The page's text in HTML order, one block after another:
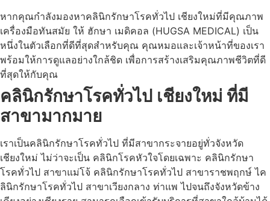
หากคุณกำลังมองหาคลินิกรักษาโรคทั่วไป เชียงใหม่ที่มีคุณภาพ
เครื่องมือทันสมัย ให้ ฮักษา เมดิคอล (HUGSA MEDICAL) เป็น
หนึ่งในตัวเลือกที่ดีที่สุดสำหรับคุณ คุณหมอและเจ้าหน้าที่ของเรา
พร้อมให้การดูแลอย่างใกล้ชิด เพื่อการสร้างเสริมคุณภาพชีวิตที่ดี
ที่สุดให้กับคุณ
คลินิกรักษาโรคทั่วไป เชียงใหม่ ที่มี
สาขามากมาย
เราเป็นคลินิกรักษาโรคทั่วไป ที่มีสาขากระจายอยู่ทั่วจังหวัด
เชียงใหม่ ไม่ว่าจะเป็น คลินิกโรคหัวใจโดยเฉพาะ คลินิกรักษา
โรคทั่วไป สาขาแม่โจ้ คลินิกรักษาโรคทั่วไป สาขาราชพฤกษ์ ไค
ลินิกรักษาโรคทั่วไป สาขาเวียงกลาง ท่าแพ ไปจนถึงจังหวัดข้าง